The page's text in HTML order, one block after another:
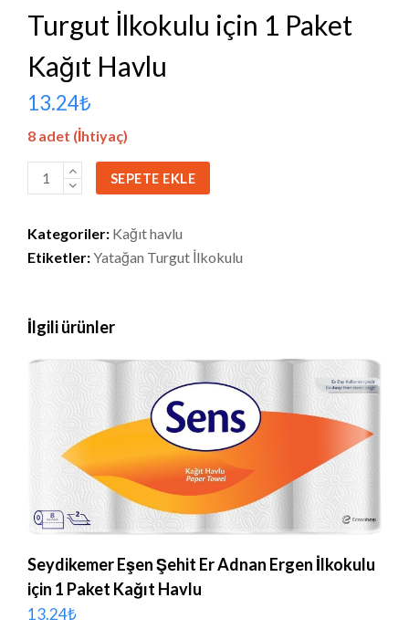
Turgut İlkokulu için 1 Paket
Kağıt Havlu
13.24₺
8 adet (İhtiyaç)
Turgut
İlkokulu
1
Paket
Havlu
adet
SEPETE EKLE
Kategoriler: Kağıt havlu
Etiketler:Yatağan Turgut İlkokulu
İlgili ürünler
Seydikemer Eşen Şehit Er Adnan Ergen İlkokulu
için 1 Paket Kağıt Havlu
13.24₺